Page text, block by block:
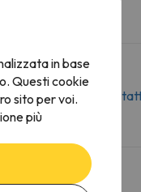
lamodulo di
in base
Questi cookie
sito per voi.
più